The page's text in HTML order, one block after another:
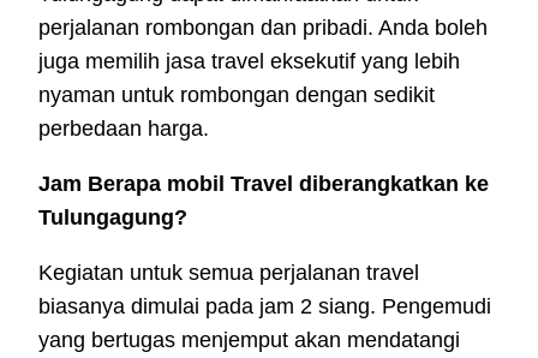
perjalanan rombongan dan pribadi. Anda boleh
juga memilih jasa travel eksekutif yang lebih
nyaman untuk rombongan dengan sedikit
perbedaan harga.
Jam Berapa mobil Travel diberangkatkan ke
Tulungagung?
Kegiatan untuk semua perjalanan travel
biasanya dimulai pada jam 2 siang. Pengemudi
yang bertugas menjemput akan mendatangi